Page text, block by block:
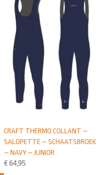
CRAFT THERMO COLLANT –
SALOPETTE – SCHAATSBROEK
– NAVY – JUNIOR
€ 64,95